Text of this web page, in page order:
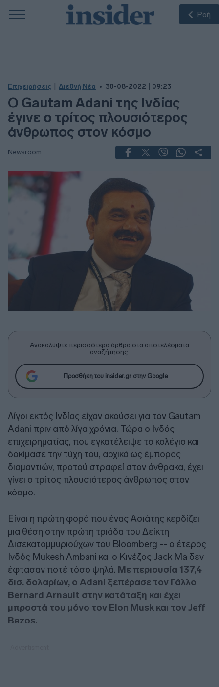
Ροή
Επιχειρήσεις Διεθνή Νέα 30-08-2022 | 09:23
Ο Gautam Adani της Ινδίας
έγινε ο τρίτος πλουσιότερος
άνθρωπος στον κόσμο
Newsroom
Ανακαλύψτε περισσότερα άρθρα στα αποτελέσματα
αναζήτησης.
Προσθήκη του insider.gr στην Google
Λίγοι εκτός Ινδίας είχαν ακούσει για τον Gautam
Adani πριν από λίγα χρόνια. Τώρα ο Ινδός
επιχειρηματίας, που εγκατέλειψε το κολέγιο και
δοκίμασε την τύχη του, αρχικά ως έμπορος
διαμαντιών, προτού στραφεί στον άνθρακα, έχει
γίνει ο τρίτος πλουσιότερος άνθρωπος στον
κόσμο.
Είναι η πρώτη φορά που ένας Ασιάτης κερδίζει
μια θέση στην πρώτη τριάδα του Δείκτη
Δισεκατομμυριούχων του Bloomberg -- ο έτερος
Ινδός Mukesh Ambani και ο Κινέζος Jack Ma δεν
έφτασαν ποτέ τόσο ψηλά. Με περιουσία 137,4
δισ. δολαρίων, ο Adani ξεπέρασε τον Γάλλο
Bernard Arnault στην κατάταξη και έχει
μπροστά του μόνο τον Elon Musk και τον Jeff
Bezos.